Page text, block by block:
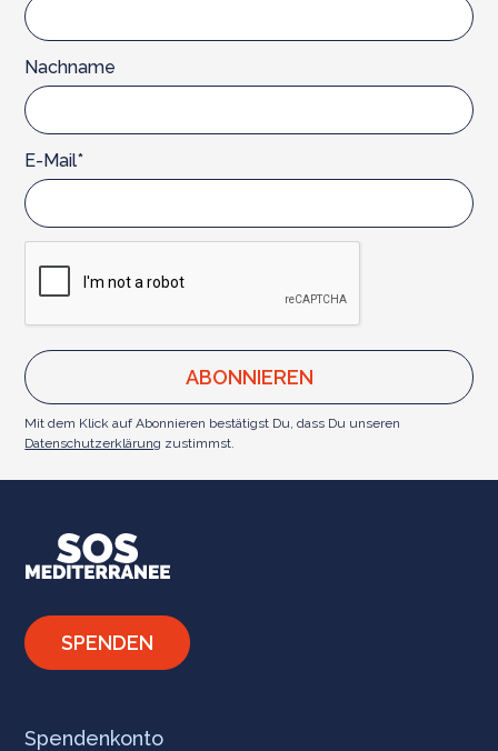
Nachname
E-Mail*
Mit dem Klick auf Abonnieren bestätigst Du, dass Du unseren
Datenschutzerklärung zustimmst.
SPENDEN
Spendenkonto